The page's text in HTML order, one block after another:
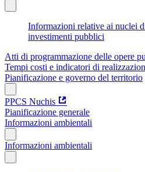
Informazioni relative ai nuclei
investimenti pubblici
Atti di programmazione delle opere
Tempi costi e indicatori di
Pianificazione e governo del territorio
PPCS Nuchis
Pianificazione generale
Informazioni ambientali
Informazioni ambientali